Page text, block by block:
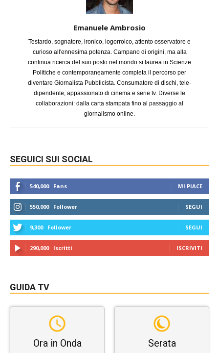
Emanuele Ambrosio
Testardo, sognatore, ironico, logorroico, attento osservatore e
curioso all'ennesima potenza. Campano di origini, ma alla
continua ricerca del suo posto nel mondo si laurea in Scienze
Politiche e contemporaneamente completa il percorso per
diventare Giornalista Pubblicista. Consumatore di dischi, tele-
dipendente, appassionato di cinema e serie tv. Diverse le
collaborazioni: dalla carta stampata fino al passaggio al
giornalismo online.
SEGUICI SUI SOCIAL
540,000 Fans MI PIACE
550,000 Follower SEGUI
9,300 Follower SEGUI
290,000 Iscritti ISCRIVITI
GUIDA TV
Ora in Onda Serata